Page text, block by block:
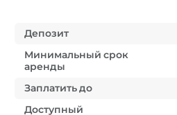
Депозит
Минимальный срок
аренды
Заплатить до
Доступный